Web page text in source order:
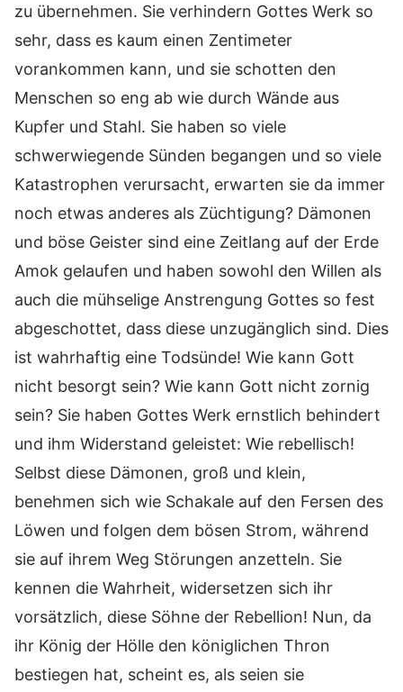
zu übernehmen. Sie verhindern Gottes Werk so
sehr, dass es kaum einen Zentimeter
vorankommen kann, und sie schotten den
Menschen so eng ab wie durch Wände aus
Kupfer und Stahl. Sie haben so viele
schwerwiegende Sünden begangen und so viele
Katastrophen verursacht, erwarten sie da immer
noch etwas anderes als Züchtigung? Dämonen
und böse Geister sind eine Zeitlang auf der Erde
Amok gelaufen und haben sowohl den Willen als
auch die mühselige Anstrengung Gottes so fest
abgeschottet, dass diese unzugänglich sind. Dies
ist wahrhaftig eine Todsünde! Wie kann Gott
nicht besorgt sein? Wie kann Gott nicht zornig
sein? Sie haben Gottes Werk ernstlich behindert
und ihm Widerstand geleistet: Wie rebellisch!
Selbst diese Dämonen, groß und klein,
benehmen sich wie Schakale auf den Fersen des
Löwen und folgen dem bösen Strom, während
sie auf ihrem Weg Störungen anzetteln. Sie
kennen die Wahrheit, widersetzen sich ihr
vorsätzlich, diese Söhne der Rebellion! Nun, da
ihr König der Hölle den königlichen Thron
bestiegen hat, scheint es, als seien sie